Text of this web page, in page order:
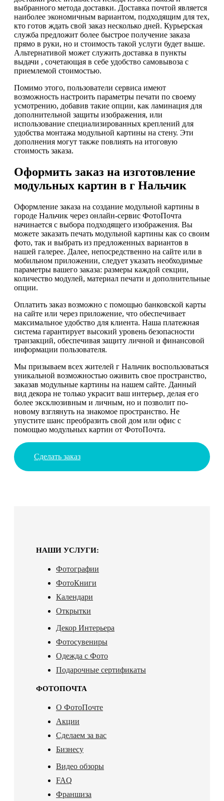
выбранного метода доставки. Доставка почтой является
наиболее экономичным вариантом, подходящим для тех,
кто готов ждать свой заказ несколько дней. Курьерская
служба предложит более быстрое получение заказа
прямо в руки, но и стоимость такой услуги будет выше.
Альтернативой может служить доставка в пункты
выдачи , сочетающая в себе удобство самовывоза с
приемлемой стоимостью.
Помимо этого, пользователи сервиса имеют
возможность настроить параметры печати по своему
усмотрению, добавив такие опции, как ламинация для
дополнительной защиты изображения, или
использование специализированных креплений для
удобства монтажа модульной картины на стену. Эти
дополнения могут также повлиять на итоговую
стоимость заказа.
Оформить заказ на изготовление
модульных картин в г Нальчик
Оформление заказа на создание модульной картины в
городе Нальчик через онлайн-сервис ФотоПочта
начинается с выбора подходящего изображения. Вы
можете заказать печать модульной картины как со своим
фото, так и выбрать из предложенных вариантов в
нашей галерее. Далее, непосредственно на сайте или в
мобильном приложении, следует указать необходимые
параметры вашего заказа: размеры каждой секции,
количество модулей, материал печати и дополнительные
опции.
Оплатить заказ возможно с помощью банковской карты
на сайте или через приложение, что обеспечивает
максимальное удобство для клиента. Наша платежная
система гарантирует высокий уровень безопасности
транзакций, обеспечивая защиту личной и финансовой
информации пользователя.
Мы призываем всех жителей г Нальчик воспользоваться
уникальной возможностью оживить свое пространство,
заказав модульные картины на нашем сайте. Данный
вид декора не только украсит ваш интерьер, делая его
более эксклюзивным и личным, но и позволит по-
новому взглянуть на знакомое пространство. Не
упустите шанс преобразить свой дом или офис с
помощью модульных картин от ФотоПочта.
Сделать заказ
НАШИ УСЛУГИ:
Фотографии
ФотоКниги
Календари
Открытки
Декор Интерьера
Фотосувениры
Одежда с Фото
Подарочные сертификаты
ФОТОПОЧТА
О ФотоПочте
Акции
Сделаем за вас
Бизнесу
Видео обзоры
FAQ
Франшиза